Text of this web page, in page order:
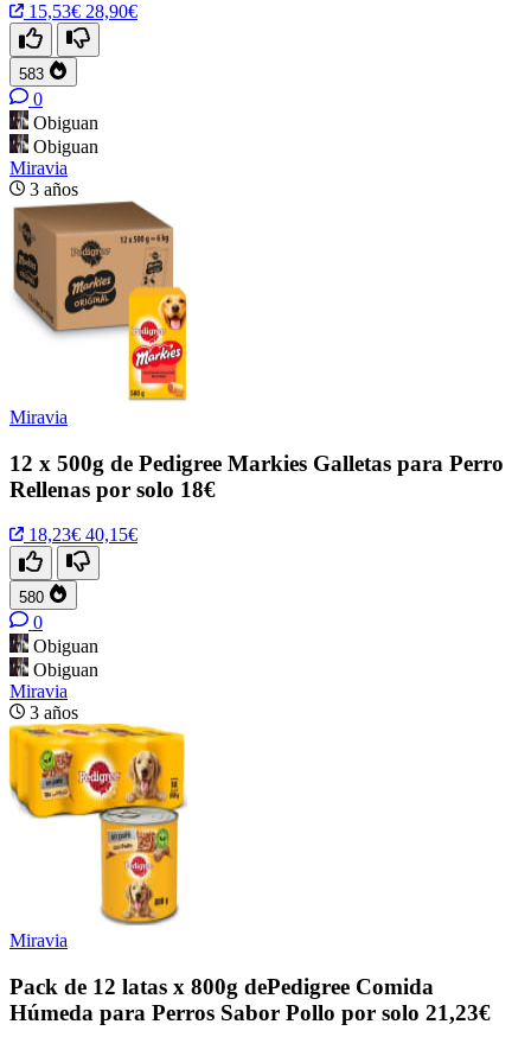
15,53€ 28,90€
583
0
Obiguan
Obiguan
Miravia
3 años
Miravia
12 x 500g de Pedigree Markies Galletas para Perro
Rellenas por solo 18€
18,23€ 40,15€
580
0
Obiguan
Obiguan
Miravia
3 años
Miravia
Pack de 12 latas x 800g dePedigree Comida
Húmeda para Perros Sabor Pollo por solo 21,23€